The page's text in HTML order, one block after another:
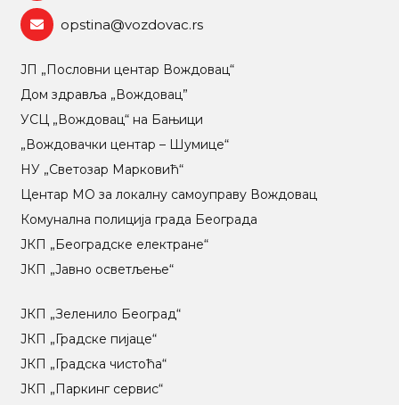
opstina@vozdovac.rs
ЈП „Пословни центар Вождовац“
Дом здравља „Вождовац”
УСЦ „Вождовац“ на Бањици
„Вождовачки центар – Шумице“
НУ „Светозар Марковић“
Центар МO за локалну самоуправу Вождовац
Комунална полиција града Београда
ЈКП „Београдске електране“
ЈКП „Јавно осветљење“
ЈКП „Зеленило Београд“
ЈКП „Градске пијаце“
ЈКП „Градска чистоћа“
ЈКП „Паркинг сервис“